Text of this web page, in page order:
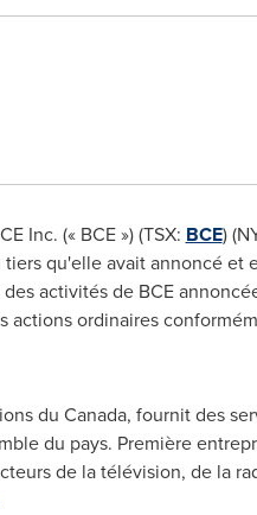
Inc. (« BCE ») (TSX: BCE)
qu'elle avait annoncé
activités de BCE
actions ordinaires
du Canada, fournit des
du pays. Première
de la télévision, de la